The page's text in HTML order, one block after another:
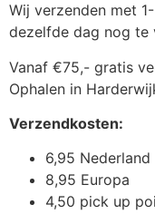
Wij verzenden met
dezelfde dag nog te
Vanaf €75,- gratis
Ophalen in
Verzendkosten:
6,95 Nederland
8,95 Europa
4,50 pick up